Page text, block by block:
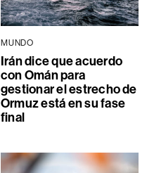
MUNDO
Irán dice que acuerdo
con Omán para
gestionar el estrecho de
Ormuz está en su fase
final